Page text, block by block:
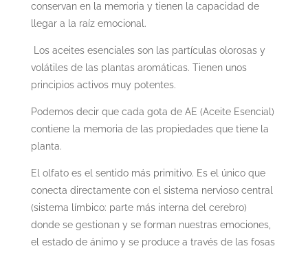
conservan en la memoria y tienen la capacidad de
llegar a la raíz emocional.
Los aceites esenciales son las partículas olorosas y
volátiles de las plantas aromáticas. Tienen unos
principios activos muy potentes.
Podemos decir que cada gota de AE (Aceite Esencial)
contiene la memoria de las propiedades que tiene la
planta.
El olfato es el sentido más primitivo. Es el único que
conecta directamente con el sistema nervioso central
(sistema límbico: parte más interna del cerebro)
donde se gestionan y se forman nuestras emociones,
el estado de ánimo y se produce a través de las fosas